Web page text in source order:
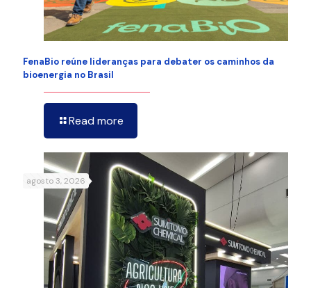
FenaBio reúne lideranças para debater os caminhos da
bioenergia no Brasil
Read more
agosto 3, 2026